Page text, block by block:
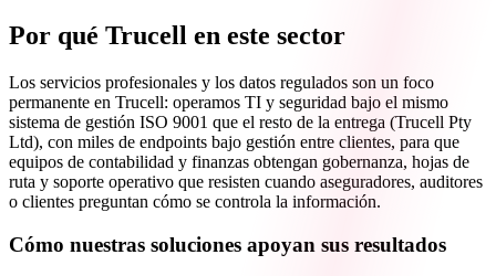
Por qué Trucell en este sector
Los servicios profesionales y los datos regulados son un foco
permanente en Trucell: operamos TI y seguridad bajo el mismo
sistema de gestión ISO 9001 que el resto de la entrega (Trucell Pty
Ltd), con miles de endpoints bajo gestión entre clientes, para que
equipos de contabilidad y finanzas obtengan gobernanza, hojas de
ruta y soporte operativo que resisten cuando aseguradores, auditores
o clientes preguntan cómo se controla la información.
Cómo nuestras soluciones apoyan sus resultados